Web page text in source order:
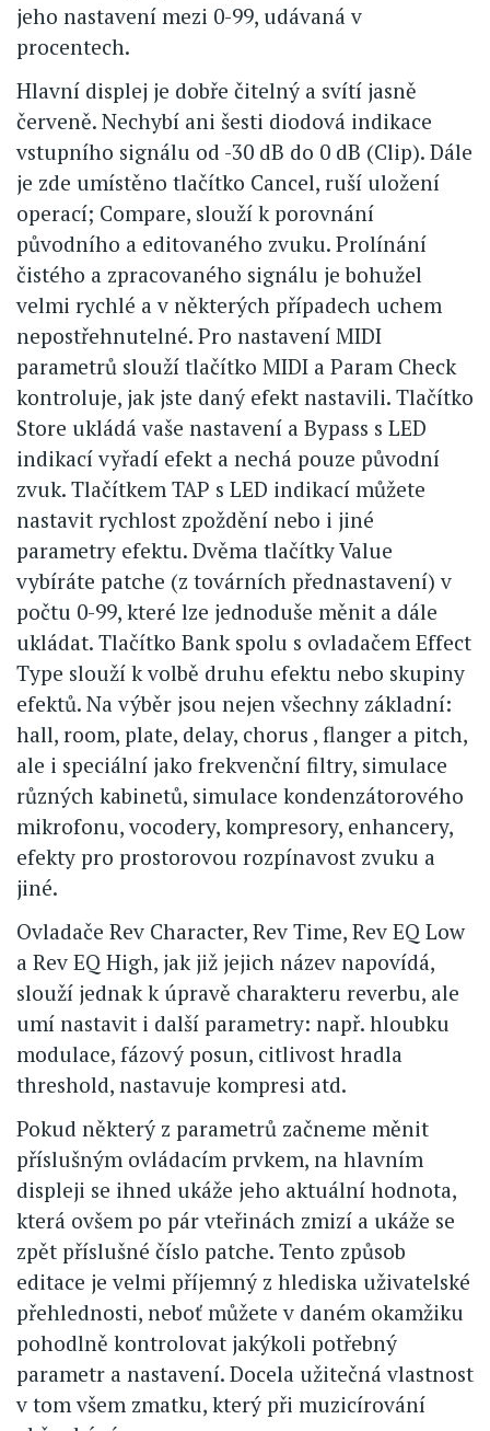
jeho nastavení mezi 0-99, udávaná v
procentech.
Hlavní displej je dobře čitelný a svítí jasně
červeně. Nechybí ani šesti diodová indikace
vstupního signálu od -30 dB do 0 dB (Clip). Dále
je zde umístěno tlačítko Cancel, ruší uložení
operací; Compare, slouží k porovnání
původního a editovaného zvuku. Prolínání
čistého a zpracovaného signálu je bohužel
velmi rychlé a v některých případech uchem
nepostřehnutelné. Pro nastavení MIDI
parametrů slouží tlačítko MIDI a Param Check
kontroluje, jak jste daný efekt nastavili. Tlačítko
Store ukládá vaše nastavení a Bypass s LED
indikací vyřadí efekt a nechá pouze původní
zvuk. Tlačítkem TAP s LED indikací můžete
nastavit rychlost zpoždění nebo i jiné
parametry efektu. Dvěma tlačítky Value
vybíráte patche (z továrních přednastavení) v
počtu 0-99, které lze jednoduše měnit a dále
ukládat. Tlačítko Bank spolu s ovladačem Effect
Type slouží k volbě druhu efektu nebo skupiny
efektů. Na výběr jsou nejen všechny základní:
hall, room, plate, delay, chorus , flanger a pitch,
ale i speciální jako frekvenční filtry, simulace
různých kabinetů, simulace kondenzátorového
mikrofonu, vocodery, kompresory, enhancery,
efekty pro prostorovou rozpínavost zvuku a
jiné.
Ovladače Rev Character, Rev Time, Rev EQ Low
a Rev EQ High, jak již jejich název napovídá,
slouží jednak k úpravě charakteru reverbu, ale
umí nastavit i další parametry: např. hloubku
modulace, fázový posun, citlivost hradla
threshold, nastavuje kompresi atd.
Pokud některý z parametrů začneme měnit
příslušným ovládacím prvkem, na hlavním
displeji se ihned ukáže jeho aktuální hodnota,
která ovšem po pár vteřinách zmizí a ukáže se
zpět příslušné číslo patche. Tento způsob
editace je velmi příjemný z hlediska uživatelské
přehlednosti, neboť můžete v daném okamžiku
pohodlně kontrolovat jakýkoli potřebný
parametr a nastavení. Docela užitečná vlastnost
v tom všem zmatku, který při muzicírování